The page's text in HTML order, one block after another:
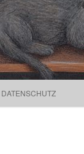
DATENSCHUTZ